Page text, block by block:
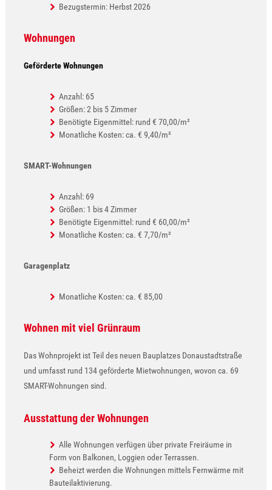
Bezugstermin: Herbst 2026
Wohnungen
Geförderte Wohnungen
Anzahl: 65
Größen: 2 bis 5 Zimmer
Benötigte Eigenmittel: rund € 70,00/m²
Monatliche Kosten: ca. € 9,40/m²
SMART-Wohnungen
Anzahl: 69
Größen: 1 bis 4 Zimmer
Benötigte Eigenmittel: rund € 60,00/m²
Monatliche Kosten: ca. € 7,70/m²
Garagenplatz
Monatliche Kosten: ca. € 85,00
Wohnen mit viel Grünraum
Das Wohnprojekt ist Teil des neuen Bauplatzes Donaustadtstraße
und umfasst rund 134 geförderte Mietwohnungen, wovon ca. 69
SMART-Wohnungen sind.
Ausstattung der Wohnungen
Alle Wohnungen verfügen über private Freiräume in
Form von Balkonen, Loggien oder Terrassen.
Beheizt werden die Wohnungen mittels Fernwärme mit
Bauteilaktivierung.